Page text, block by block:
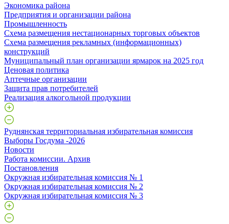
Экономика района
Предприятия и организации района
Промышленность
Схема размещения нестационарных торговых объектов
Схема размещения рекламных (информационных)
конструкций
Муниципальный план организации ярмарок на 2025 год
Ценовая политика
Аптечные организации
Защита прав потребителей
Реализация алкогольной продукции
Руднянская территориальная избирательная комиссия
Выборы Госдума -2026
Новости
Работа комиссии. Архив
Постановления
Окружная избирательная комиссия № 1
Окружная избирательная комиссия № 2
Окружная избирательная комиссия № 3